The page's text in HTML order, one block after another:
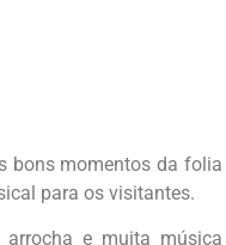
bons momentos da folia
para os visitantes.
e muita música